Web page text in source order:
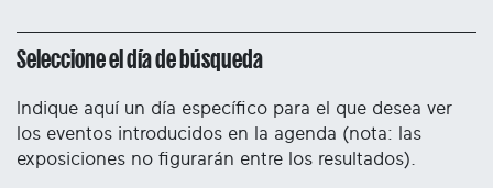
Seleccione el día de búsqueda
Indique aquí un día específico para el que desea ver
los eventos introducidos en la agenda (nota: las
exposiciones no figurarán entre los resultados).